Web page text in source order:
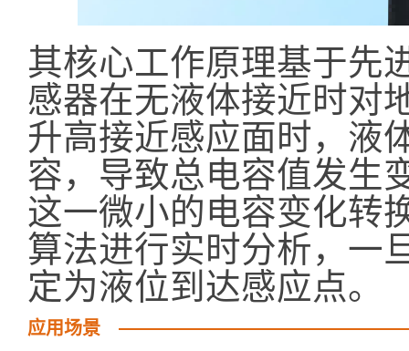
其核心工作原理基于先
感器在无液体接近时对
升高接近感应面时，液
容，导致总电容值发生
这一微小的电容变化转
算法进行实时分析，一
定为液位到达感应点。
应用场景